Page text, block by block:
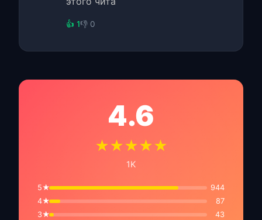
👍 1👎 0
4.6
★★★★★
1K
5★
944
4★
87
3★
43